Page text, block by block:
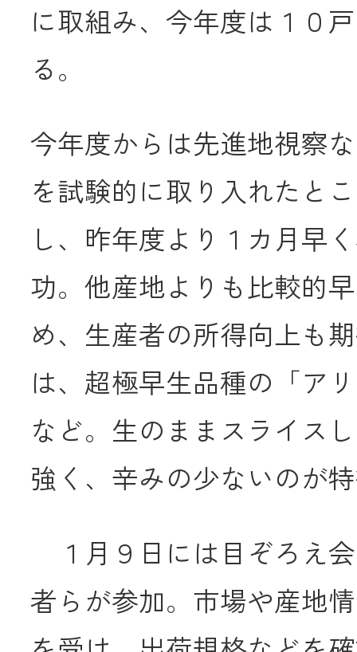
に取組み、今年度は１０
る。
今年度からは先進地視察
を試験的に取り入れたと
し、昨年度より１カ月早
功。他産地よりも比較的
め、生産者の所得向上も
は、超極早生品種の「ア
など。生のままスライス
強く、辛みの少ないのが
１月９日には目ぞろえ
者らが参加。市場や産地